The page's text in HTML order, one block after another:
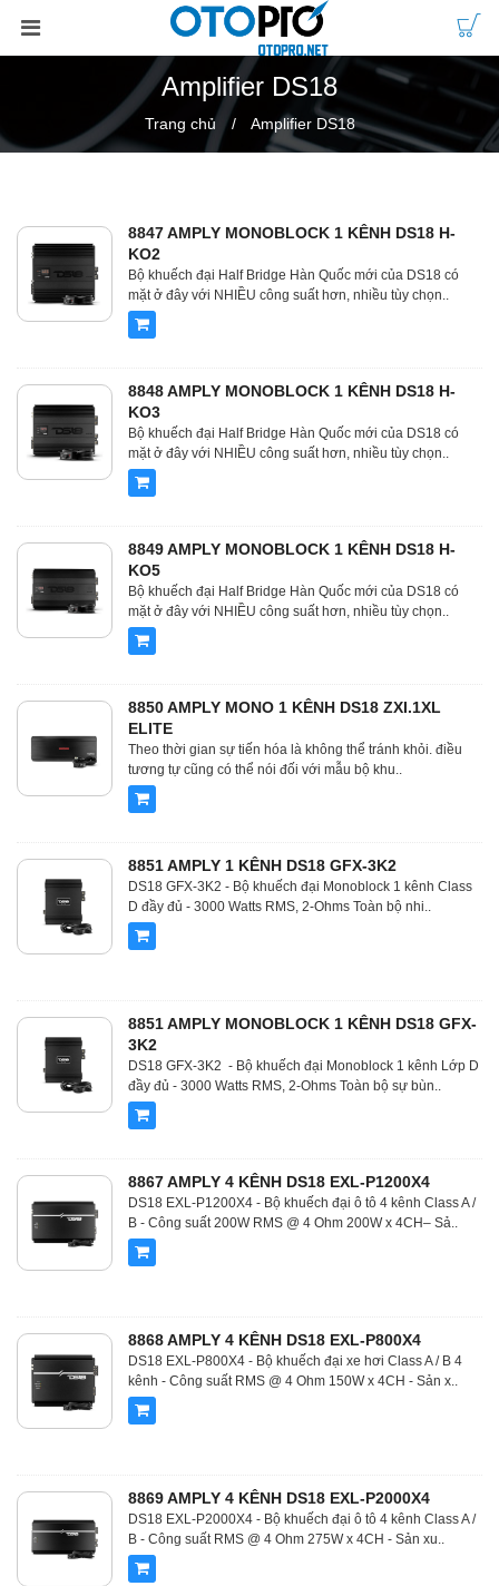
Amplifier DS18
Trang chủ Amplifier DS18
8847 AMPLY MONOBLOCK 1 KÊNH DS18 H-
KO2
Bộ khuếch đại Half Bridge Hàn Quốc mới của DS18 có
mặt ở đây với NHIỀU công suất hơn, nhiều tùy chọn..
8848 AMPLY MONOBLOCK 1 KÊNH DS18 H-
KO3
Bộ khuếch đại Half Bridge Hàn Quốc mới của DS18 có
mặt ở đây với NHIỀU công suất hơn, nhiều tùy chọn..
8849 AMPLY MONOBLOCK 1 KÊNH DS18 H-
KO5
Bộ khuếch đại Half Bridge Hàn Quốc mới của DS18 có
mặt ở đây với NHIỀU công suất hơn, nhiều tùy chọn..
8850 AMPLY MONO 1 KÊNH DS18 ZXI.1XL
ELITE
Theo thời gian sự tiến hóa là không thể tránh khỏi. điều
tương tự cũng có thể nói đối với mẫu bộ khu..
8851 AMPLY 1 KÊNH DS18 GFX-3K2
DS18 GFX-3K2 - Bộ khuếch đại Monoblock 1 kênh Class
D đầy đủ - 3000 Watts RMS, 2-Ohms Toàn bộ nhi..
8851 AMPLY MONOBLOCK 1 KÊNH DS18 GFX-
3K2
DS18 GFX-3K2 - Bộ khuếch đại Monoblock 1 kênh Lớp D
đầy đủ - 3000 Watts RMS, 2-Ohms Toàn bộ sự bùn..
8867 AMPLY 4 KÊNH DS18 EXL-P1200X4
DS18 EXL-P1200X4 - Bộ khuếch đại ô tô 4 kênh Class A /
B - Công suất 200W RMS @ 4 Ohm 200W x 4CH– Sả..
8868 AMPLY 4 KÊNH DS18 EXL-P800X4
DS18 EXL-P800X4 - Bộ khuếch đại xe hơi Class A / B 4
kênh - Công suất RMS @ 4 Ohm 150W x 4CH - Sản x..
8869 AMPLY 4 KÊNH DS18 EXL-P2000X4
DS18 EXL-P2000X4 - Bộ khuếch đại ô tô 4 kênh Class A /
B - Công suất RMS @ 4 Ohm 275W x 4CH - Sản xu..